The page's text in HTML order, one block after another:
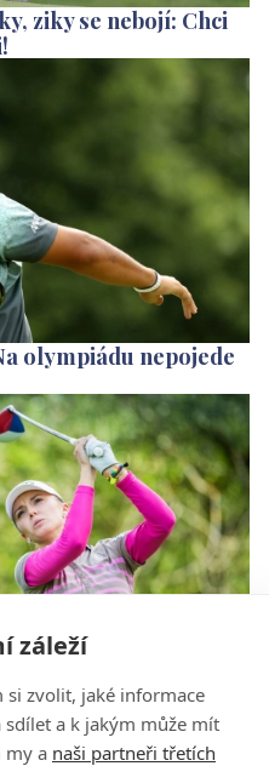
záleží
si zvolit, jaké informace
sdílet a k jakým může mít
my a naši partneři třetích
ziky se nebojí: Chci
olympiádu nepojede
Važme si přístupu